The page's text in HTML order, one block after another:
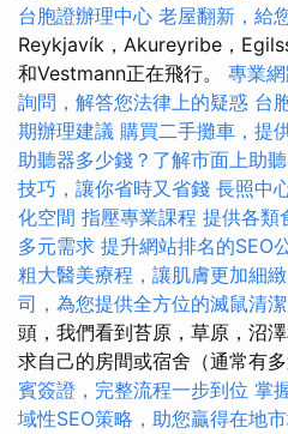
台胞證辦理中心 老屋翻新，給
Reykjavík，Akureyribe，
和Vestmann正在飛行。 專業
詢問，解答您法律上的疑惑 台
期辦理建議 購買二手攤車，提
助聽器多少錢？了解市面上助
技巧，讓你省時又省錢 長照中
化空間 指壓專業課程 提供各類
多元需求 提升網站排名的SEO
粗大醫美療程，讓肌膚更加細緻
司，為您提供全方位的滅鼠清
頭，我們看到苔原，草原，沼
求自己的房間或宿舍（通常有
賓簽證，完整流程一步到位 掌
域性SEO策略，助您贏得在地